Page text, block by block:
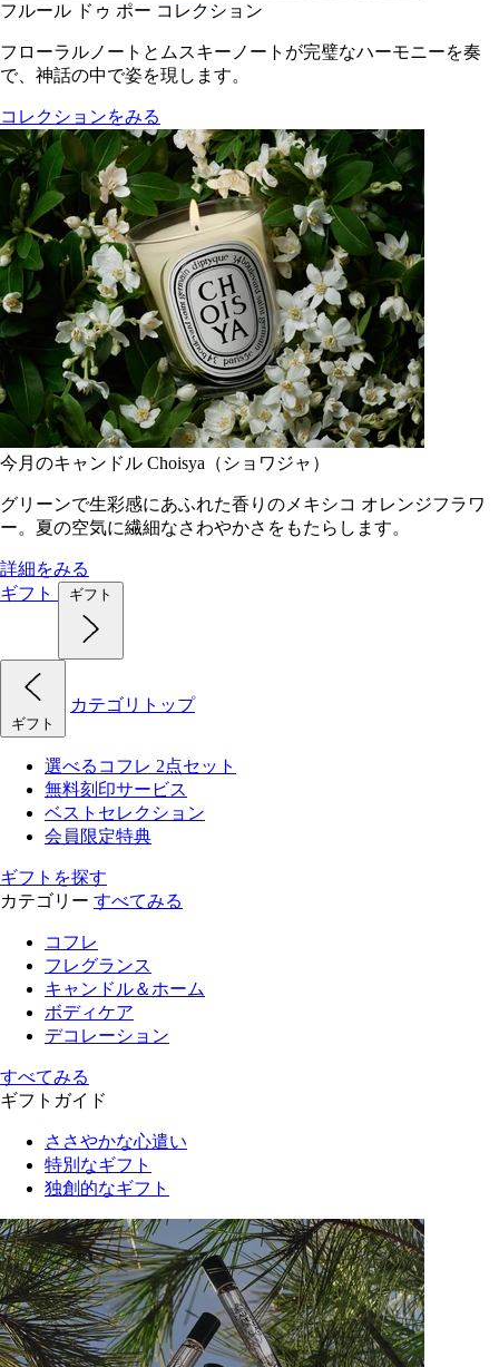
フルール ドゥ ポー コレクション
フローラルノートとムスキーノートが完璧なハーモニーを奏
で、神話の中で姿を現します。
コレクションをみる
今月のキャンドル Choisya（ショワジャ）
グリーンで生彩感にあふれた香りのメキシコ オレンジフラワ
ー。夏の空気に繊細なさわやかさをもたらします。
詳細をみる
ギフト
ギフト
ギフト
カテゴリトップ
選べるコフレ 2点セット
無料刻印サービス
ベストセレクション
会員限定特典
ギフトを探す
カテゴリー すべてみる
コフレ
フレグランス
キャンドル＆ホーム
ボディケア
デコレーション
すべてみる
ギフトガイド
ささやかな心遣い
特別なギフト
独創的なギフト